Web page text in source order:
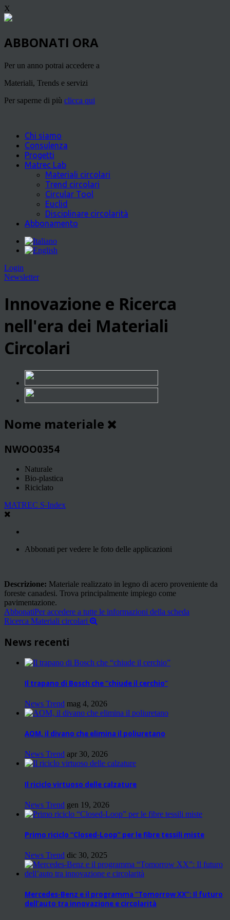
X
ABBONATI ORA
Per un anno potrai accedere a
Materiali, Trends e servizi
Per saperne di più clicca qui
Chi siamo
Consulenza
Progetti
Matrec Lab
Materiali circolari
Trend circolari
Circular Tool
Euclid
Disciplinare circolarità
Abbonamento
Login
Newsletter
Innovazione e Ricerca
nell'era dei Materiali
Circolari
Nome materiale
NWOO0354
Naturale
Bio-plastica
Riciclato
MATREC S-Index
Abbonati per vedere le foto delle applicazioni
Descrizione: Materiale realizzato in legno di acero proveniente da
foreste canadesi. Trova principalmente impiego come
pavimentazione.
AbbonatiPer accedere a tutte le informazioni della scheda
Ricerca Materiali circolari
News recenti
Il trapano di Bosch che “chiude il cerchio”
News Trend mag 4, 2026
AOM, il divano che elimina il poliuretano
News Trend apr 30, 2026
Il riciclo virtuoso delle calzature
News Trend gen 19, 2026
Primo riciclo “Closed-Loop” per le fibre tessili miste
News Trend dic 30, 2025
Mercedes-Benz e il programma “Tomorrow XX”: Il futuro
dell’auto tra innovazione e circolarità